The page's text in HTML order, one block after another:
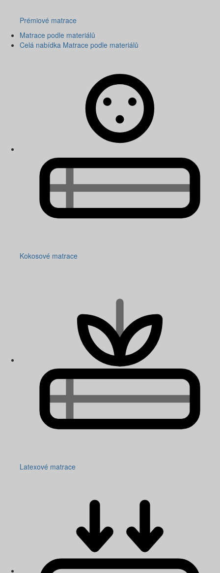
Prémiové matrace
Matrace podle materiálů
Celá nabídka Matrace podle materiálů
Kokosové matrace
Latexové matrace